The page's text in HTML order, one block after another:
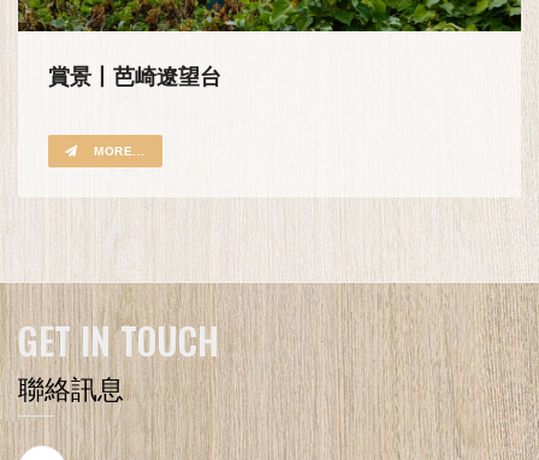
賞景丨芭崎遼望台
MORE...
GET IN TOUCH
聯絡訊息